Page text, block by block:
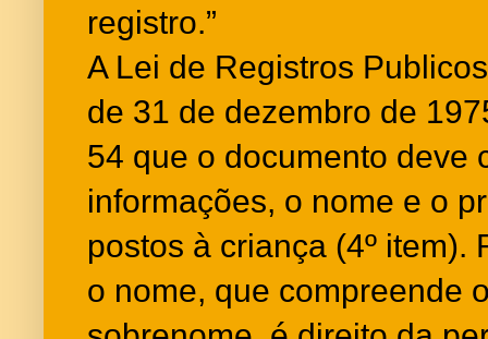
registro.”
A Lei de Registros
de 31 de dezembro de
54 que o documento deve
informações, o nome e o
postos à criança (4º item).
o nome, que compreende